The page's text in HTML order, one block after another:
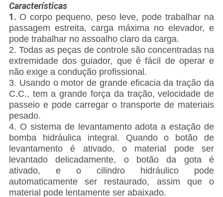
Características
1. O corpo pequeno, peso leve, pode trabalhar na
passagem estreita, carga máxima no elevador, e
pode trabalhar no assoalho claro da carga.
2. Todas as peças de controle são concentradas na
extremidade dos guiador, que é fácil de operar e
não exige a condução profissional.
3. Usando o motor de grande eficacia da tração da
C.C., tem a grande força da tração, velocidade de
passeio e pode carregar o transporte de materiais
pesado.
4. O sistema de levantamento adota a estação de
bomba hidráulica integral. Quando o botão de
levantamento é ativado, o material pode ser
levantado delicadamente, o botão da gota é
ativado, e o cilindro hidráulico pode
automaticamente ser restaurado, assim que o
material pode lentamente ser abaixado.